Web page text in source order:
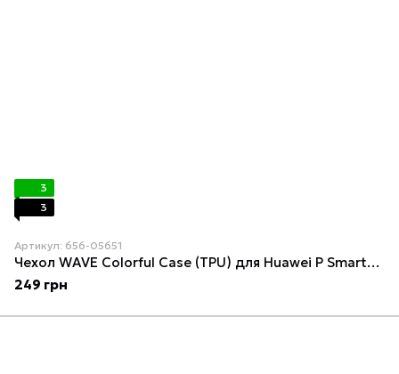
3
3
Артикул: 656-05651
Чехол WAVE Colorful Case (TPU) для Huawei P Smart+/Nova 3i Black currant
249 грн